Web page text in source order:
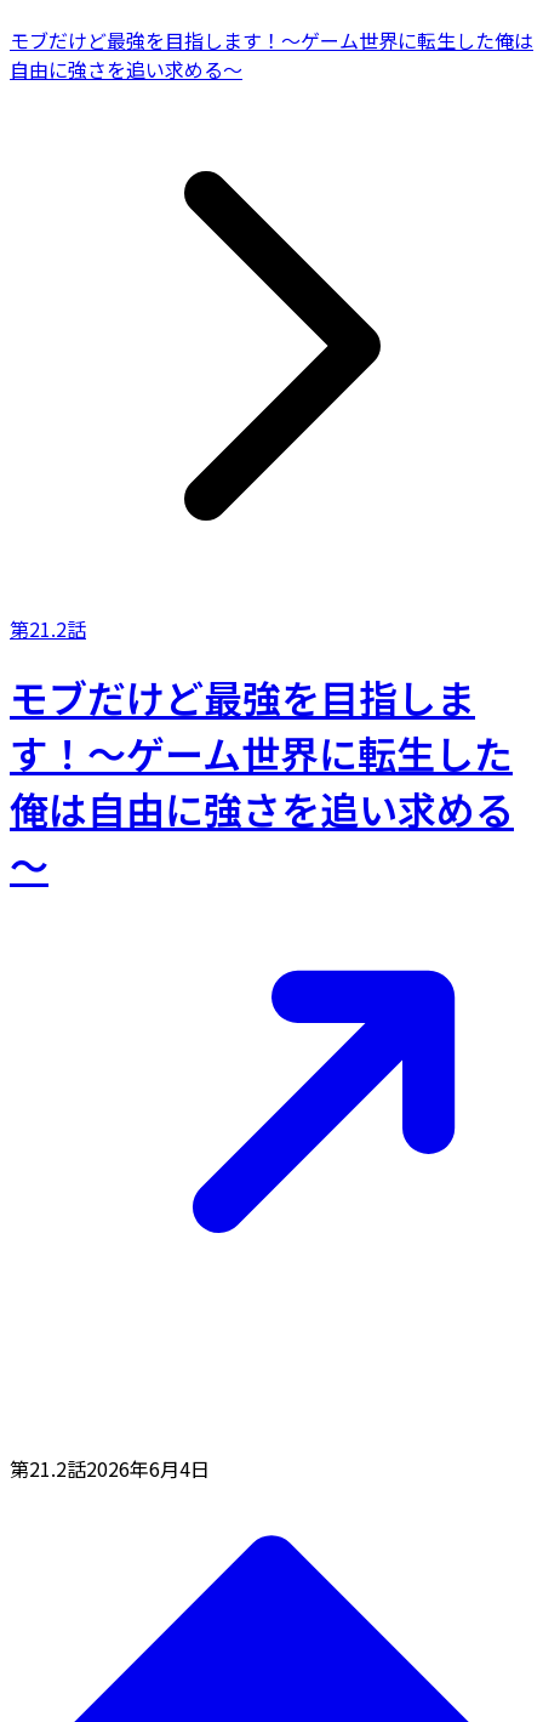
モブだけど最強を目指します！～ゲーム世界に転生した俺は
自由に強さを追い求める～
第21.2話
モブだけど最強を目指しま
す！～ゲーム世界に転生した
俺は自由に強さを追い求める
～
第21.2話2026年6月4日